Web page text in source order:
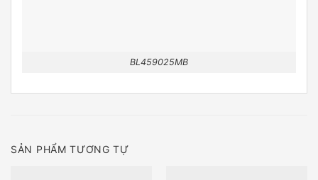
BL459025MB
SẢN PHẨM TƯƠNG TỰ